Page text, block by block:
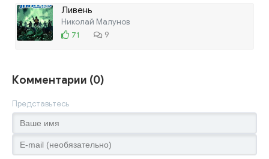
Ливень
Николай Малунов
71
9
Комментарии (0)
Представьтесь